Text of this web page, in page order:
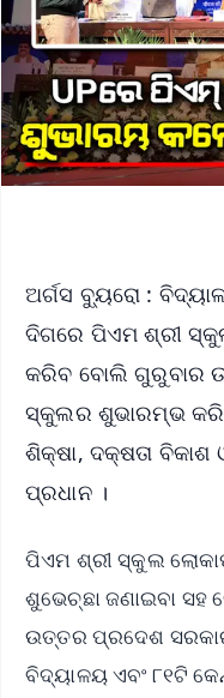
ଅର୍ଗସ ବ୍ୟୁରୋ :
ଦିଗରେ ପିଏମ ଶ୍ରୀ
କରିବ ବୋଲି ଗୁରୁବାର
ସ୍କୁଲର ଶୁଭାରମ୍ଭ
ଶିକ୍ଷା, ଦକ୍ଷତା ବିକାଶ
ପ୍ରଧାନ ।
ପିଏମ ଶ୍ରୀ ସ୍କୁଲ
ଶୁଭେଚ୍ଛା ଜଣାଇବା ସହ
ଉତ୍ତର ପ୍ରଦେଶ
ବିଦ୍ୟାଳୟ ଏବଂ ୮୧ଟି